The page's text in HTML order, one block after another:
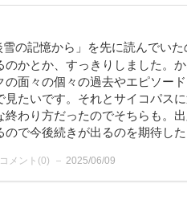
雪の記憶から」を先に読んでい
のかとか、すっきりしました。
の面々の個々の過去やエピソー
見たいです。それとサイコパス
終わり方だったのでそちらも。
で今後続きが出るのを期待した
コメント(0) 2025/06/09